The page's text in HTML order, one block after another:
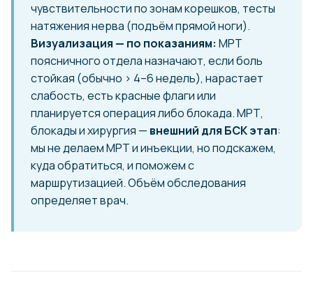
чувствительности по зонам корешков, тесты
натяжения нерва (подъём прямой ноги).
Визуализация — по показаниям: МРТ
поясничного отдела назначают, если боль
стойкая (обычно > 4–6 недель), нарастает
слабость, есть красные флаги или
планируется операция либо блокада. МРТ,
блокады и хирургия — внешний для БСК этап:
мы не делаем МРТ и инъекции, но подскажем,
куда обратиться, и поможем с
маршрутизацией. Объём обследования
определяет врач.